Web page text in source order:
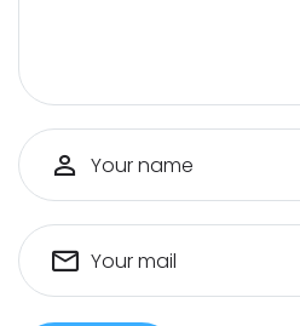
Your name
Your mail